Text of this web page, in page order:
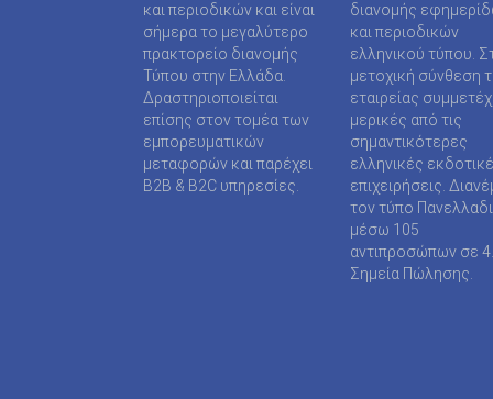
SPORTDAY ΑΕΠΕΕ
STARCOM PRESS ΕΤΑΙΡΕΙΑ
SUPER MEDIA ΕΚΔΟΤΙΚΕΣ ΕΠΙΧΕΙΡΗΣΕΙΣ ΙΚΕ
TAXHEAVEN A.E
TELEVISION PRINT ΜΟΝΟΠΡΟΣΩΠΗ Ι Κ Ε
και περιοδικών και είναι
σήμερα το μεγαλύτερο
πρακτορείο διανομής
Τύπου στην Ελλάδα.
Δραστηριοποιείται
επίσης στον τομέα των
εμπορευματικών
μεταφορών και παρέχει
B2B & B2C υπηρεσίες.
διανομής
και περιοδικών
ελληνικού τύπου.
μετοχική σύνθεση
εταιρείας
μερικές από τις
σημαντικότερες
ελληνικές
επιχειρήσεις.
τον τύπο
μέσω 105
αντιπροσώπων σε
Σημεία Πώλησης.